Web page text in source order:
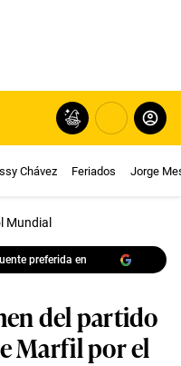
Chávez Feriados Jorge
Mundial
preferida en
del partido
Marfil por el